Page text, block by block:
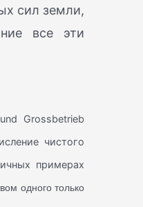
сил земли,
все эти
Grossbetrieb
чистого
примерах
одного только